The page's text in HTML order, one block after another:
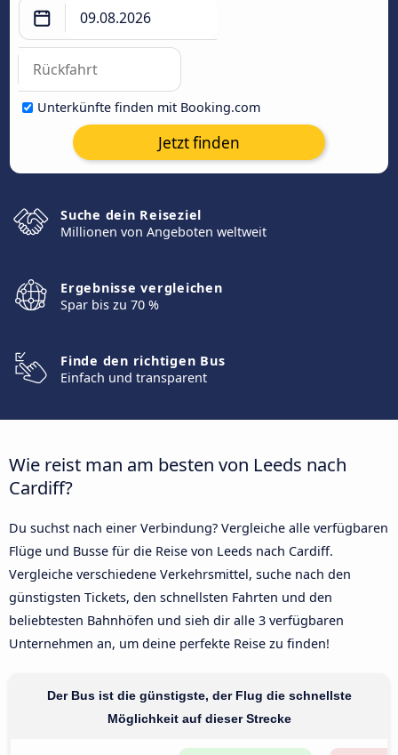
Unterkünfte finden mit Booking.com
Jetzt finden
Suche dein Reiseziel
Millionen von Angeboten weltweit
Ergebnisse vergleichen
Spar bis zu 70 %
Finde den richtigen Bus
Einfach und transparent
Wie reist man am besten von Leeds nach
Cardiff?
Du suchst nach einer Verbindung? Vergleiche alle verfügbaren
Flüge und Busse für die Reise von Leeds nach Cardiff.
Vergleiche verschiedene Verkehrsmittel, suche nach den
günstigsten Tickets, den schnellsten Fahrten und den
beliebtesten Bahnhöfen und sieh dir alle 3 verfügbaren
Unternehmen an, um deine perfekte Reise zu finden!
Der Bus ist die günstigste, der Flug die schnellste
Möglichkeit auf dieser Strecke